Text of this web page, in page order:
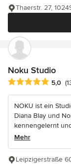
Thaerstr. 27,
Noku Studio
Durchschnittliche
5,0
NOKU ist ein
Diana Blay und
kennengelernt
Mehr
Leipzigerstraße